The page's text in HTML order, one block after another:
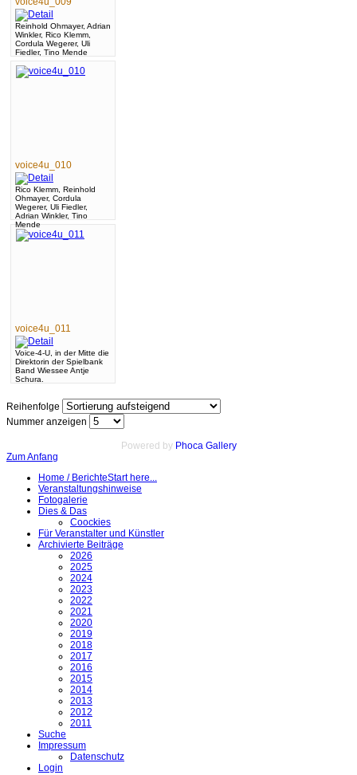
Reinhold Ohmayer, Adrian
Winkler, Rico Klemm,
Cordula Wegerer, Uli
Fiedler, Tino Mende
voice4u_010
Rico Klemm, Reinhold
Ohmayer, Cordula
Wegerer, Uli Fiedler,
Adrian Winkler, Tino
Mende
voice4u_011
Voice-4-U, in der Mitte die
Direktorin der Spielbank
Band Wiessee Antje
Schura.
Reihenfolge
Nummer anzeigen
Powered by Phoca Gallery
Zum Anfang
Home / BerichteStart here...
Veranstaltungshinweise
Fotogalerie
Dies & Das
Coockies
Für Veranstalter und Künstler
Archivierte Beiträge
2026
2025
2024
2023
2022
2021
2020
2019
2018
2017
2016
2015
2014
2013
2012
2011
Suche
Impressum
Datenschutz
Login